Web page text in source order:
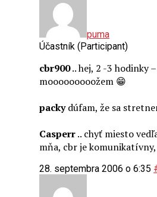
puma
Účastník (Participant)
cbr900.. hej, 2 -3 hodinky
mooooooooožem 😁
packydúfam, že sa
Casperr.. chyť miesto
mňa, cbr je
28. septembra 2006 o 6:35